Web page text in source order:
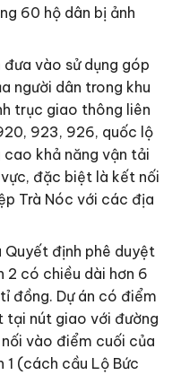
60 hộ dân bị ảnh
vào sử dụng góp
người dân trong khu
trục giao thông liên
923, 926, quốc lộ
cao khả năng vận tải
đặc biệt là kết nối
Trà Nóc với các địa
Quyết định phê duyệt
2 có chiều dài hơn 6
đồng. Dự án có điểm
tại nút giao với đường
vào điểm cuối của
1 (cách cầu Lộ Bức